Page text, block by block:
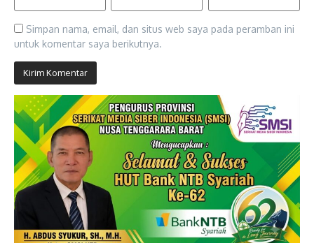
Simpan nama, email, dan situs web saya pada peramban ini
untuk komentar saya berikutnya.